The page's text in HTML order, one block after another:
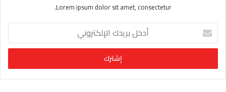
Lorem ipsum dolor sit amet, consectetur.
خ
ب
ر